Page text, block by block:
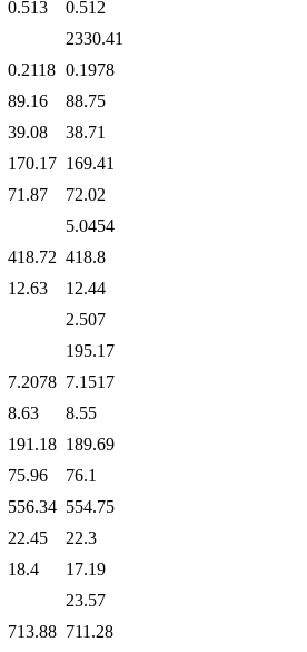
0.513
0.512
2330.41
0.2118 0.1978
89.16
88.75
39.08
38.71
170.17 169.41
71.87
72.02
5.0454
418.72 418.8
12.63
12.44
2.507
195.17
7.2078 7.1517
8.63
8.55
191.18 189.69
75.96
76.1
556.34 554.75
22.45
22.3
18.4
17.19
23.57
713.88 711.28